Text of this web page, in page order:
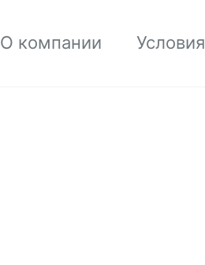
О компании Условия